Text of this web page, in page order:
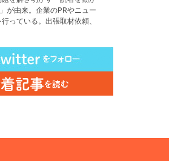
が由来。企業のPRやニュー
っている。出張取材依頼、